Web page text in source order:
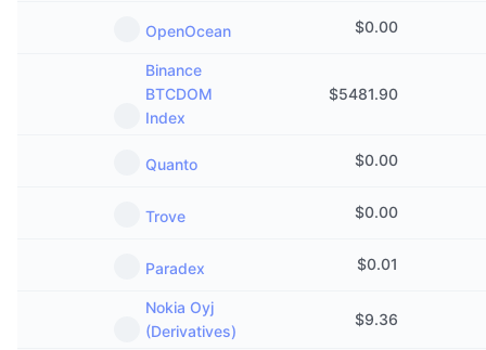
OpenOcean $0.00
Binance
BTCDOM
Index
$5481.90
Quanto $0.00
Trove $0.00
Paradex $0.01
Nokia Oyj
(Derivatives)
$9.36